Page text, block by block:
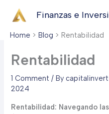
Finanzas e
Home Blog Rentabilidad
Rentabilidad
1 Comment / By
2024
Rentabilidad: Navegando